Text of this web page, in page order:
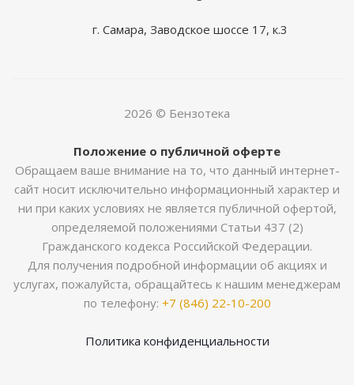
г. Самара, Заводское шоссе 17, к.3
2026 © Бензотека
Положение о публичной оферте
Обращаем ваше внимание на то, что данный интернет-
сайт носит исключительно информационный характер и
ни при каких условиях не является публичной офертой,
определяемой положениями Статьи 437 (2)
Гражданского кодекса Российской Федерации.
Для получения подробной информации об акциях и
услугах, пожалуйста, обращайтесь к нашим менеджерам
по телефону: +7 (846) 22-10-200
Политика конфиденциальности